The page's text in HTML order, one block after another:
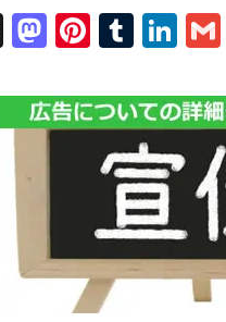
Threads
Mastodon
Pinterest